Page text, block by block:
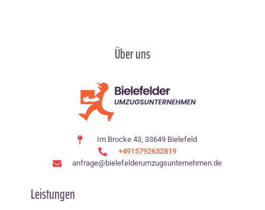
Über uns
Im Brocke 43, 33649 Bielefeld
+4915792632819
anfrage@bielefelderumzugsunternehmen.de
Leistungen